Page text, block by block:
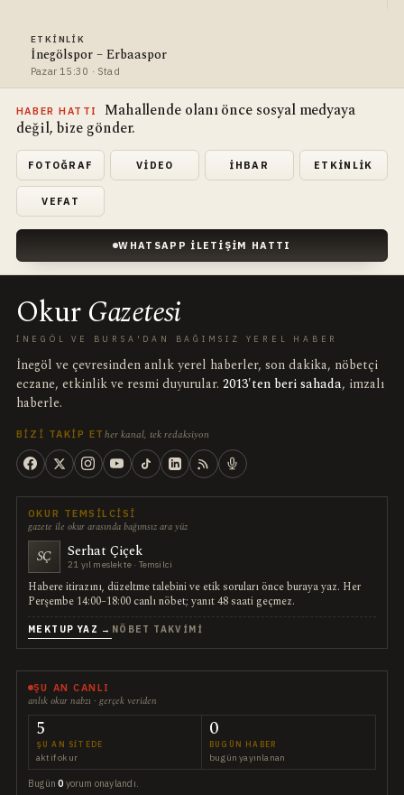
ETKINLIK
İnegölspor – Erbaaspor
Pazar 15:30 · Stad
HABER HATTI
Mahallende olanı önce sosyal medyaya
değil, bize gönder.
FOTOĞRAF VIDEO İHBAR ETKINLIK
VEFAT
WHATSAPP İLETIŞIM HATTI
OkurGazetesi
İNEGÖL VE BURSA'DAN BAĞIMSIZ YEREL HABER
İnegöl ve çevresinden anlık yerel haberler, son dakika, nöbetçi
eczane, etkinlik ve resmi duyurular. 2013'ten beri sahada, imzalı
haberle.
BIZI TAKIP ET her kanal, tek redaksiyon
OKUR TEMSILCISI
gazete ile okur arasında bağımsız ara yüz
SÇ Serhat Çiçek
21 yıl meslekte · Temsilci
Habere itirazını, düzeltme talebini ve etik soruları önce buraya yaz. Her
Perşembe 14:00–18:00 canlı nöbet; yanıt 48 saati geçmez.
MEKTUP YAZ → NÖBET TAKVIMI
ŞU AN CANLI
anlık okur nabzı · gerçek veriden
5
ŞU AN SITEDE
aktif okur
0
BUGÜN HABER
bugün yayınlanan
Bugün0 yorum onaylandı.